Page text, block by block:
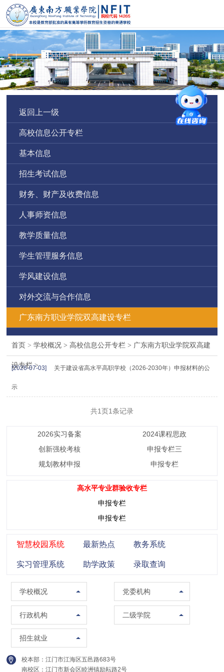
返回上一级
高校信息公开专栏
基本信息
招生考试信息
财务、财产及收费信息
人事师资信息
教学质量信息
学生管理服务信息
学风建设信息
对外交流与合作信息
广东南方职业学院双高建设专栏
首页 >学校概况 > 高校信息公开专栏 > 广东南方职业学院双高建
设专栏>
[2026-07-03] 关于建设省高水平高职学校（2026-2030年）申报材料的公
示
共1页1条记录
2026实习备案
2024课程思政
创新强校考核
申报专栏三
规划教材申报
申报专栏
高水平专业群验收专栏
申报专栏
申报专栏
智慧校园系统
实习管理系统
最新热点
助学政策
教务系统
录取查询
学校概况
学校概况
校训精神
现任领导
组织架构
联系方式
党委机构
党委组织部（党校）
党委宣传部（普法办公室）
党委统战部
行政机构
党政办公室（法制办公室）
南校区管委会办公室
人事处（教师发展中心）
教务处
二级学院
马克思主义学院
管理学院
招生就业
招生办公室
校本部：江门市江海区五邑路683号
南校区：江门市新会区睦洲镇励耘路2号